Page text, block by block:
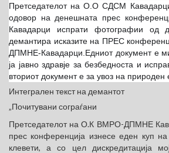
Претседателот на О.О СДСМ
одовор на денешната прес
Кавадарци испрати фотографии од
демантира исказите на ПРЕС
ДПМНЕ-Кавадарци.Едниот документ е
ја јавно здравје за безбедноста и
вториот документ е за увоз на природен
Интегрален текст на демантот
„Почитувани сограѓани
Претседателот на О.К ВМРО-ДПМНЕ
прес конференција изнесе еден куп
клевети, а со цел дискредитација